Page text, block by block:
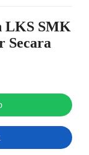
LKS SMK
Secara